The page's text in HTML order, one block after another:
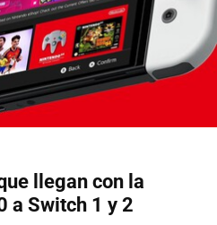
llegan con la
a Switch 1 y 2